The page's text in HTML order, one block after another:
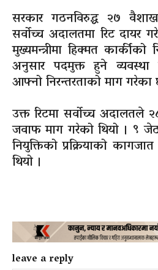
सरकार गठनविरुद्ध २७
सर्वोच्च अदालतमा रिट दायर
मुख्यमन्त्रीमा हिक्मत
अनुसार पदमुक्त हुने व्यवस्था
आफ्नो निरन्तरताको माग गरेका
उक्त रिटमा सर्वोच्च अदालतले
जवाफ माग गरेको थियो । ९
नियुक्तिको प्रक्रियाको
थियो ।
leave a reply